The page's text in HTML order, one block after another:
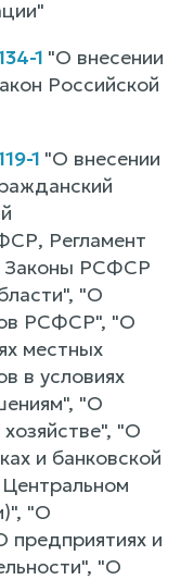
1 "О внесении
Российской
1 "О внесении
Регламент
Законы РСФСР
"О
РСФСР", "О
местных
в условиях
"О
"О
и банковской
"О
и
"О